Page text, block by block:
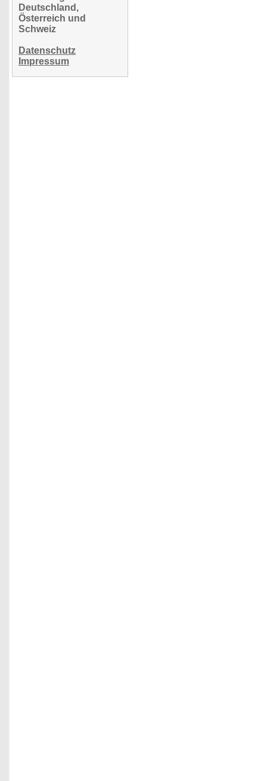
Deutschland,
Österreich und
Schweiz
Datenschutz
Impressum